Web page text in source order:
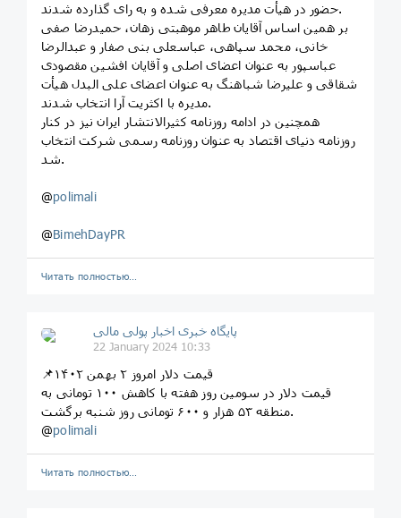
حضور در هیأت مدیره معرفی شده و به رای گذارده شدند.
بر همین اساس آقایان طاهر موهبتی زهان، حمیدرضا صفی
خانی، محمد سپاهی، عباسعلی بنی صفار و عبدالرضا
عباسپور به عنوان اعضای اصلی و آقایان افشین مقصودی
شقاقی و علیرضا شباهنگ به عنوان اعضای علی البدل هیأت
مدیره با اکثریت آرا انتخاب شدند.
همچنین در ادامه روزنامه کثیرالانتشار ایران نیز در کنار
روزنامه دنیای اقتصاد به عنوان روزنامه رسمی شرکت انتخاب
شد.
@polimali
@BimehDayPR
Читать полностью…
پایگاه خبری اخبار پولی مالی
22 January 2024 10:33
📌قیمت دلار امروز ۲ بهمن ۱۴۰۲
قیمت دلار در سومین روز هفته با کاهش ۱۰۰ تومانی به
منطقه ۵۳ هزار و ۶۰۰ تومانی روز شنبه برگشت.
@polimali
Читать полностью…